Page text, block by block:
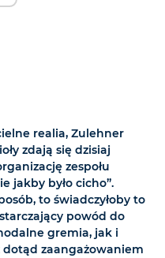
realia, Zulehner
zdają się dzisiaj
zespołu
jakby było cicho”.
to świadczyłoby to
powód do
gremia, jak i
dotąd zaangażowaniem